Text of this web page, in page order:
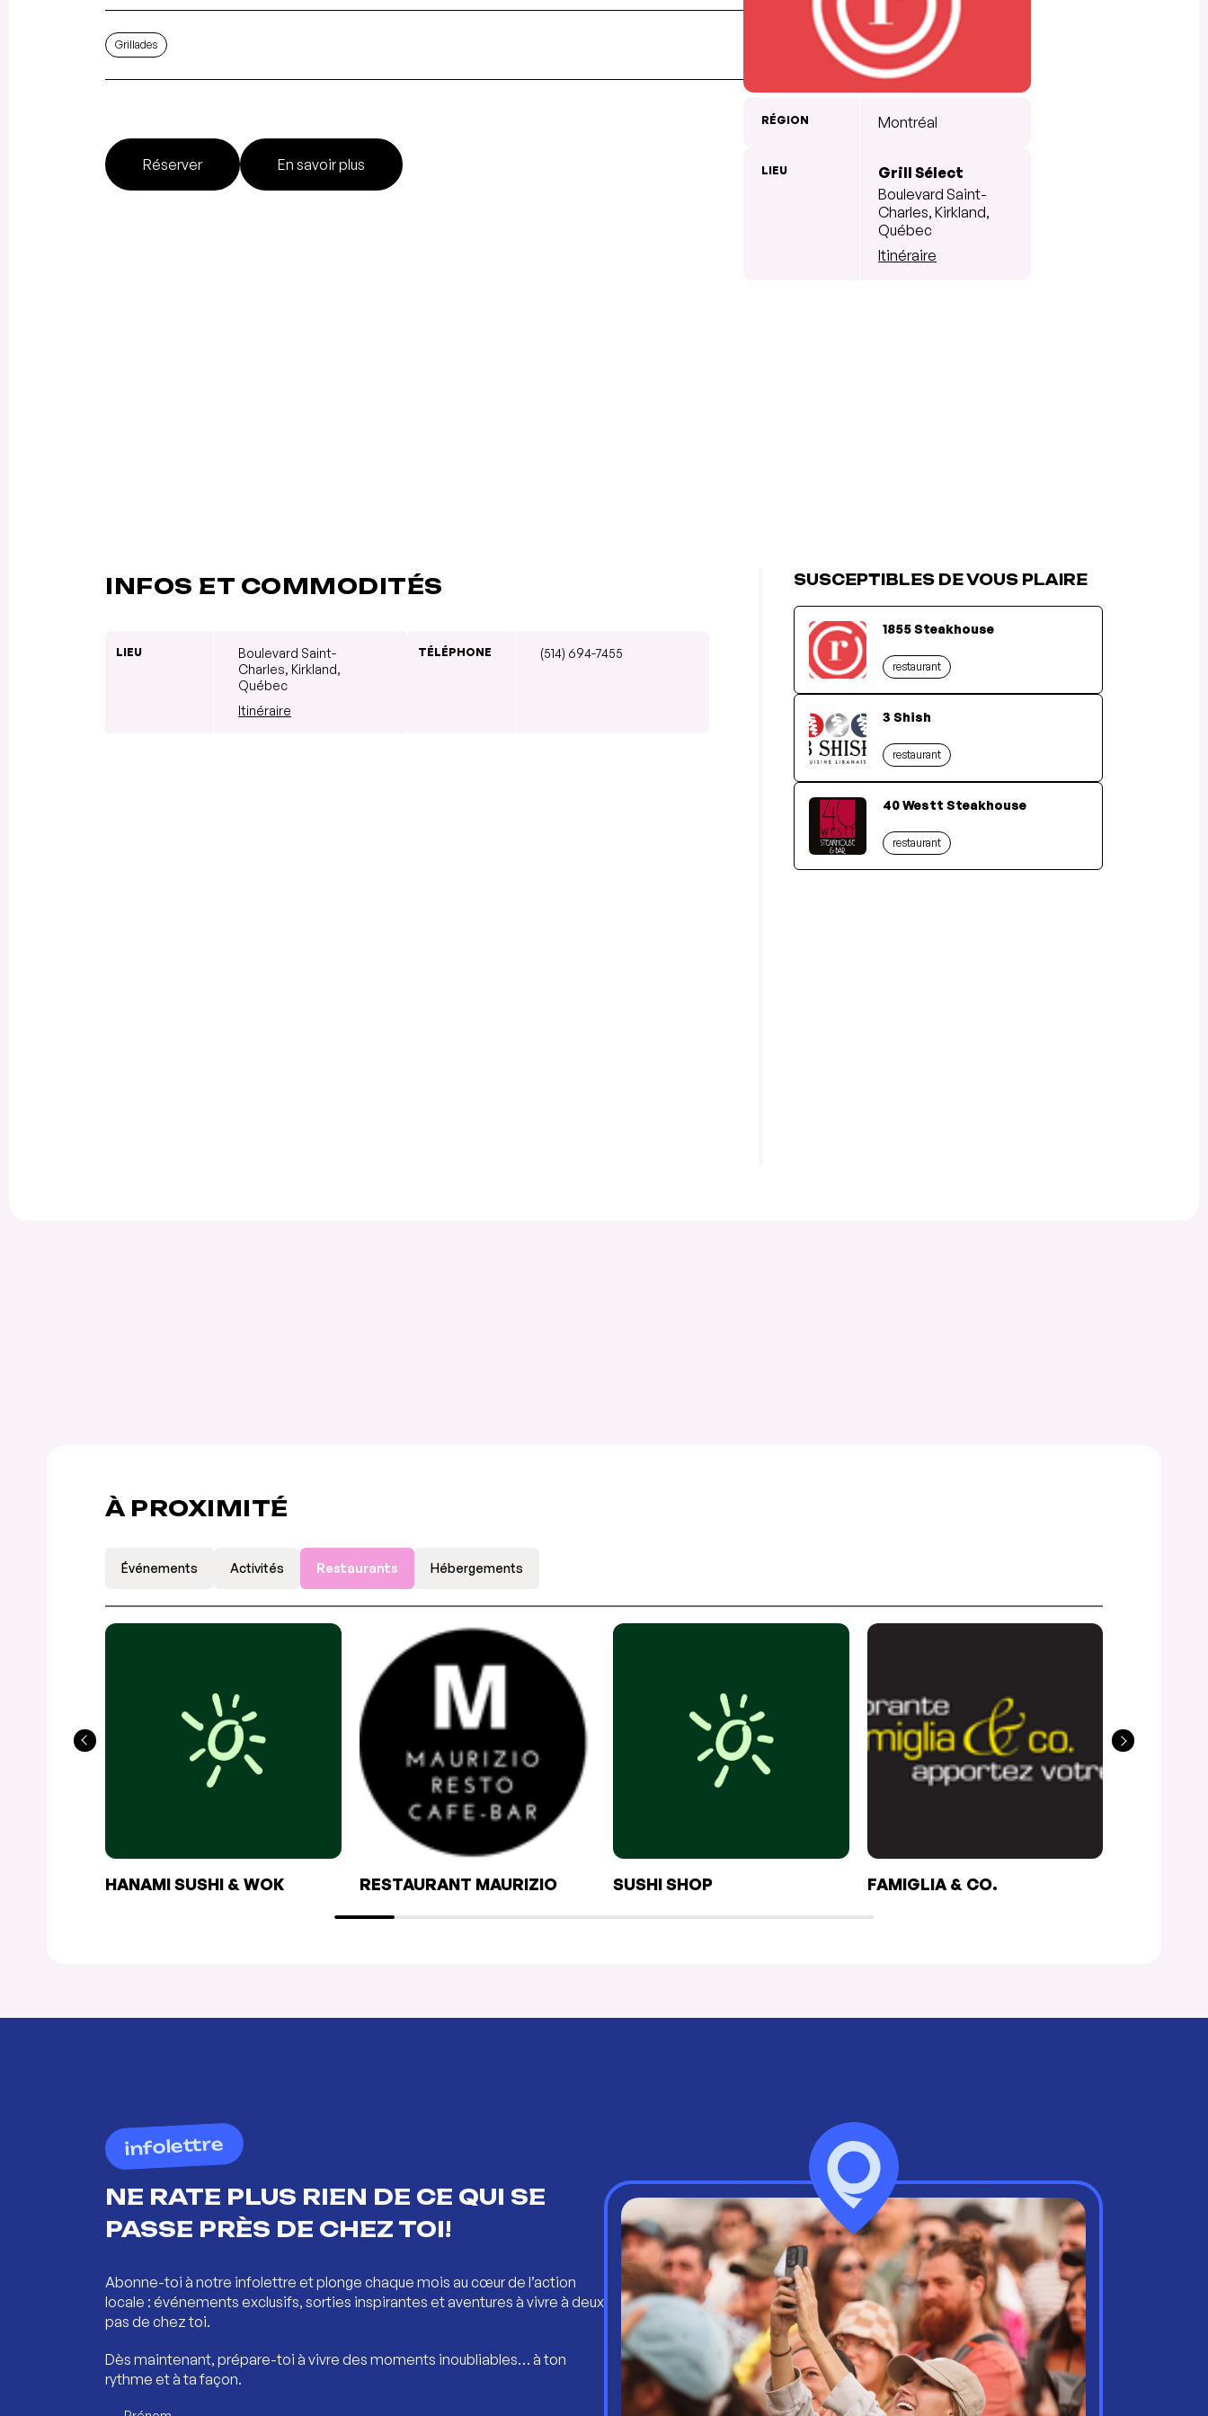
Grillades
Réserver En savoir plus
RÉGION Montréal
LIEU
Grill Sélect
Boulevard Saint-
Charles, Kirkland,
Québec
Itinéraire
INFOS ET COMMODITÉS
LIEU
Boulevard Saint-
Charles, Kirkland,
Québec
Itinéraire
TÉLÉPHONE (514) 694-7455
SUSCEPTIBLES DE VOUS PLAIRE
1855 Steakhouse
restaurant
3 Shish
restaurant
40 Westt Steakhouse
restaurant
À PROXIMITÉ
Événements Activités Restaurants Hébergements
HANAMI SUSHI & WOK RESTAURANT MAURIZIO SUSHI SHOP FAMIGLIA & CO.
infolettre
NE RATE PLUS RIEN DE CE QUI SE
PASSE PRÈS DE CHEZ TOI!
Abonne-toi à notre infolettre et plonge chaque mois au cœur de l’action
locale : événements exclusifs, sorties inspirantes et aventures à vivre à deux
pas de chez toi.
Dès maintenant, prépare-toi à vivre des moments inoubliables… à ton
rythme et à ta façon.